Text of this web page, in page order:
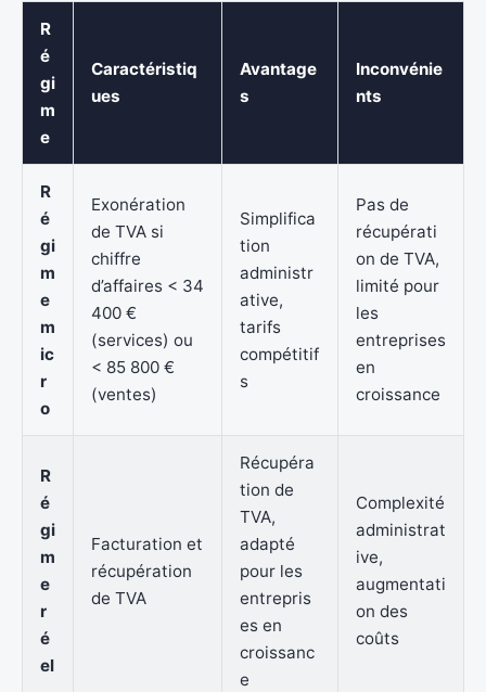
R
é
gi
m
e
Caractéristiq
ues
Avantage
s
Inconvénie
nts
R
é
gi
m
e
m
ic
r
o
Exonération
de TVA si
chiffre
d’affaires < 34
400 €
(services) ou
< 85 800 €
(ventes)
Simplifica
tion
administr
ative,
tarifs
compétitif
s
Pas de
récupérati
on de TVA,
limité pour
les
entreprises
en
croissance
R
é
gi
m
e
r
é
el
Facturation et
récupération
de TVA
Récupéra
tion de
TVA,
adapté
pour les
entrepris
es en
croissanc
e
Complexité
administrat
ive,
augmentati
on des
coûts